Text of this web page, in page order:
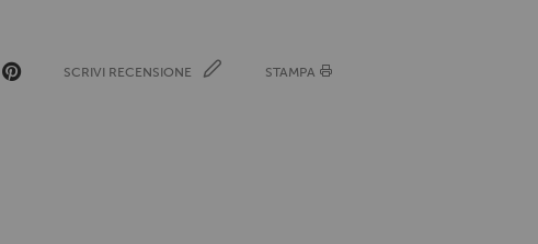
SCRIVI RECENSIONE STAMPA